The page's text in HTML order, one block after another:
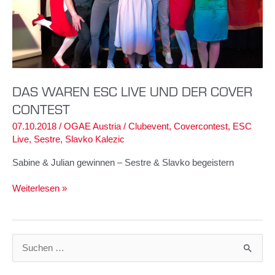
DAS WAREN ESC LIVE UND DER COVER
CONTEST
07.10.2018 / OGAE Austria / Clubevent, Covercontest, ESC
Live, Sestre, Slavko Kalezic
Sabine & Julian gewinnen – Sestre & Slavko begeistern
Das
und
der
Cover
Weiterlesen »
u